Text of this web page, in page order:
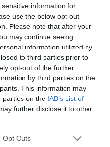
information for
use the below opt-out
Please note that after your
may continue seeing
information utilized by
to third parties prior to
opt-out of the further
by third parties on the
This information may
parties on the IAB’s List of
further disclose it to other
Opt Outs
lányokat 14. rész
– Miért nem hiszünk a
segítséget kérnek?